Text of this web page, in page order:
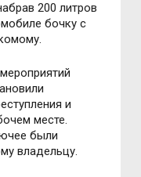
200 литров
бочку с
и
месте.
были
владельцу.